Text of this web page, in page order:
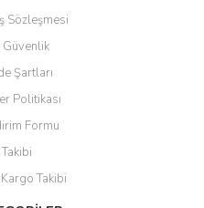
Sözleşmesi
Şartları
Politikası
Formu
Takibi